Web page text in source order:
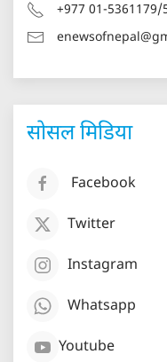
+977 01-5361179/
सोसल मिडिया
Facebook
Twitter
Instagram
Whatsapp
Youtube